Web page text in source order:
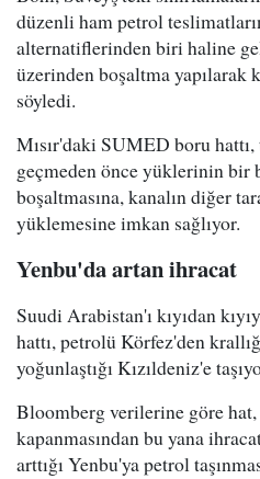
düzenli ham petrol
alternatiflerinden biri haline
üzerinden boşaltma yapılarak
söyledi.
Mısır'daki SUMED boru
geçmeden önce yüklerinin bir
boşaltmasına, kanalın diğer
yüklemesine imkan sağlıyor.
Yenbu'da artan ihracat
Suudi Arabistan'ı kıyıdan
hattı, petrolü Körfez'den
yoğunlaştığı Kızıldeniz'e
Bloomberg verilerine göre hat,
kapanmasından bu yana
arttığı Yenbu'ya petrol